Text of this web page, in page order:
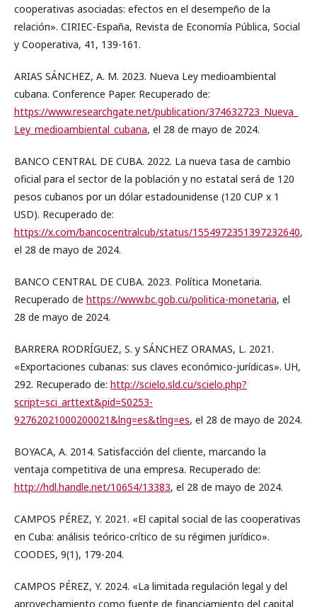
cooperativas asociadas: efectos en el desempeño de la
relación». CIRIEC-España, Revista de Economía Pública, Social
y Cooperativa, 41, 139-161.
ARIAS SÁNCHEZ, A. M. 2023. Nueva Ley medioambiental
cubana. Conference Paper. Recuperado de:
https://www.researchgate.net/publication/374632723_Nueva_
Ley_medioambiental_cubana, el 28 de mayo de 2024.
BANCO CENTRAL DE CUBA. 2022. La nueva tasa de cambio
oficial para el sector de la población y no estatal será de 120
pesos cubanos por un dólar estadounidense (120 CUP x 1
USD). Recuperado de:
https://x.com/bancocentralcub/status/1554972351397232640,
el 28 de mayo de 2024.
BANCO CENTRAL DE CUBA. 2023. Política Monetaria.
Recuperado de https://www.bc.gob.cu/politica-monetaria, el
28 de mayo de 2024.
BARRERA RODRÍGUEZ, S. y SÁNCHEZ ORAMAS, L. 2021.
«Exportaciones cubanas: sus claves económico-jurídicas». UH,
292. Recuperado de: http://scielo.sld.cu/scielo.php?
script=sci_arttext&pid=S0253-
92762021000200021&lng=es&tlng=es, el 28 de mayo de 2024.
BOYACA, A. 2014. Satisfacción del cliente, marcando la
ventaja competitiva de una empresa. Recuperado de:
http://hdl.handle.net/10654/13383, el 28 de mayo de 2024.
CAMPOS PÉREZ, Y. 2021. «El capital social de las cooperativas
en Cuba: análisis teórico-crítico de su régimen jurídico».
COODES, 9(1), 179-204.
CAMPOS PÉREZ, Y. 2024. «La limitada regulación legal y del
aprovechamiento como fuente de financiamiento del capital